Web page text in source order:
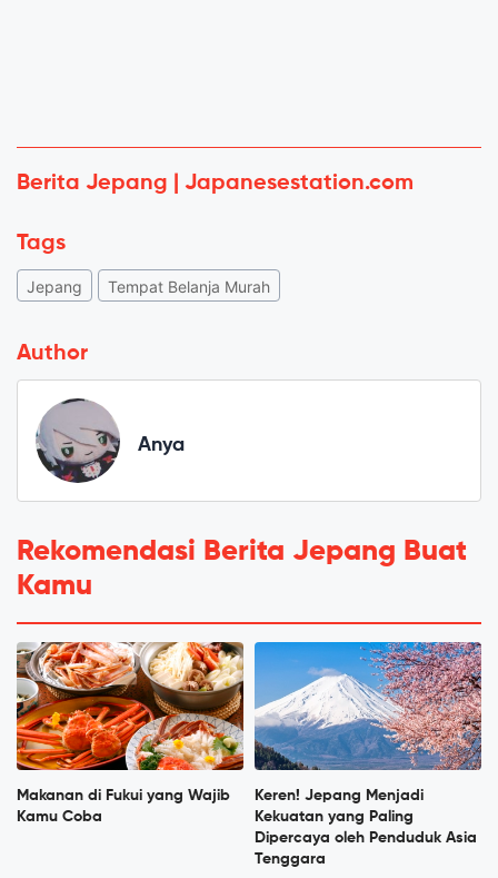
Berita Jepang | Japanesestation.com
Tags
Jepang Tempat Belanja Murah
Author
Anya
Rekomendasi Berita Jepang Buat
Kamu
Makanan di Fukui yang Wajib
Kamu Coba
Keren! Jepang Menjadi
Kekuatan yang Paling
Dipercaya oleh Penduduk Asia
Tenggara